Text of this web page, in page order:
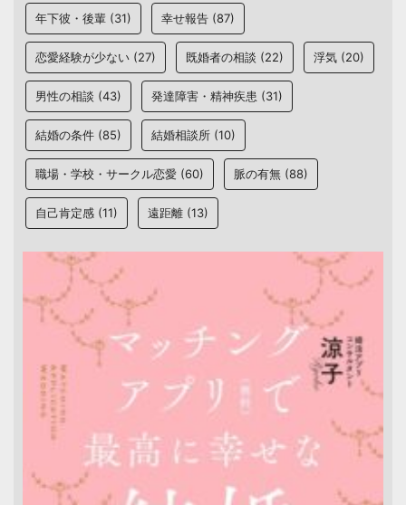
年下彼・後輩 (31) 幸せ報告 (87)
恋愛経験が少ない (27) 既婚者の相談 (22) 浮気 (20)
男性の相談 (43) 発達障害・精神疾患 (31)
結婚の条件 (85) 結婚相談所 (10)
職場・学校・サークル恋愛 (60) 脈の有無 (88)
自己肯定感 (11) 遠距離 (13)